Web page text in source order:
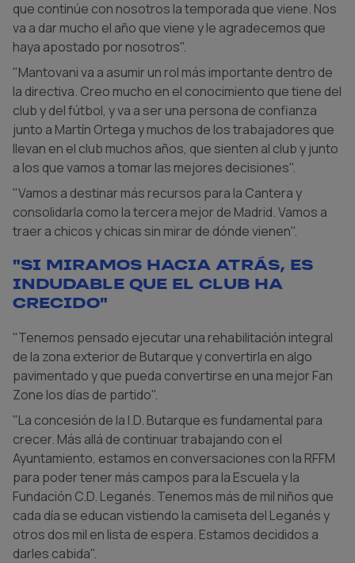
que continúe con nosotros la temporada que viene. Nos
va a dar mucho el año que viene y le agradecemos que
haya apostado por nosotros".
"Mantovani va a asumir un rol más importante dentro de
la directiva. Creo mucho en el conocimiento que tiene del
club y del fútbol, y va a ser una persona de confianza
junto a Martín Ortega y muchos de los trabajadores que
llevan en el club muchos años, que sienten al club y junto
a los que vamos a tomar las mejores decisiones".
"Vamos a destinar más recursos para la Cantera y
consolidarla como la tercera mejor de Madrid. Vamos a
traer a chicos y chicas sin mirar de dónde vienen".
"Si miramos hacia atrás, es
indudable que el club ha
crecido"
"Tenemos pensado ejecutar una rehabilitación integral
de la zona exterior de Butarque y convertirla en algo
pavimentado y que pueda convertirse en una mejor Fan
Zone los días de partido".
"La concesión de la I.D. Butarque es fundamental para
crecer. Más allá de continuar trabajando con el
Ayuntamiento, estamos en conversaciones con la RFFM
para poder tener más campos para la Escuela y la
Fundación C.D. Leganés. Tenemos más de mil niños que
cada día se educan vistiendo la camiseta del Leganés y
otros dos mil en lista de espera. Estamos decididos a
darles cabida".